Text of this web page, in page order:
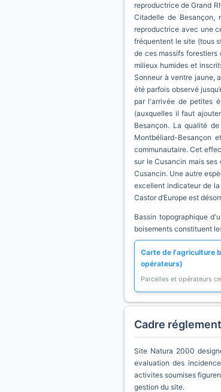
reproductrice de Grand
Citadelle de Besançon,
reproductrice avec une
fréquentent le site (tous
de ces massifs
milieux humides et
Sonneur à ventre jaune,
été parfois observé
par l'arrivée de petites
(auxquelles il faut
Besançon. La qualité
Montbéliard-Besançon
communautaire. Cet
sur le Cusancin mais
Cusancin. Une autre
excellent indicateur de
Castor d’Europe est
Bassin topographique
boisements constituent
Carte de l'agriculture
opérateurs)
Parcelles et opérateurs
Cadre
Site Natura 2000
evaluation des
activites soumises
gestion du site.